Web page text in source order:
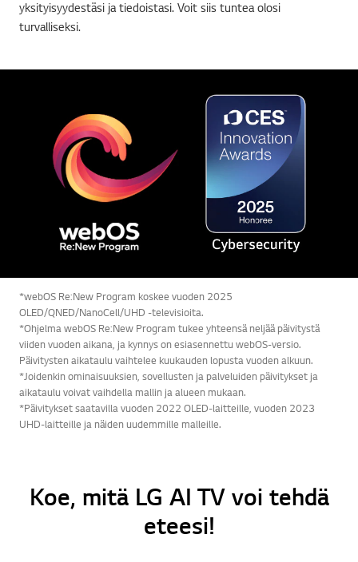
yksityisyydestäsi ja tiedoistasi. Voit siis tuntea olosi
turvalliseksi.
*webOS Re:New Program koskee vuoden 2025
OLED/QNED/NanoCell/UHD -televisioita.
*Ohjelma webOS Re:New Program tukee yhteensä neljää päivitystä
viiden vuoden aikana, ja kynnys on esiasennettu webOS-versio.
Päivitysten aikataulu vaihtelee kuukauden lopusta vuoden alkuun.
*Joidenkin ominaisuuksien, sovellusten ja palveluiden päivitykset ja
aikataulu voivat vaihdella mallin ja alueen mukaan.
*Päivitykset saatavilla vuoden 2022 OLED-laitteille, vuoden 2023
UHD-laitteille ja näiden uudemmille malleille.
Koe, mitä LG AI TV voi tehdä
eteesi!